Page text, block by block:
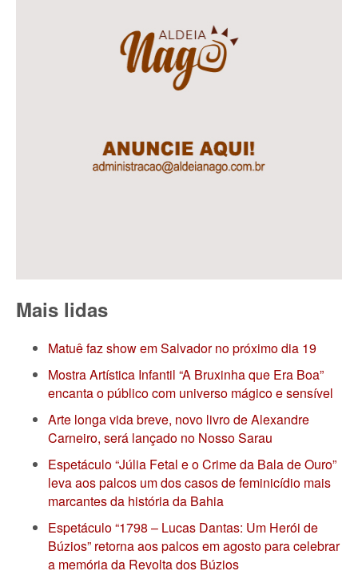
Mais lidas
Matuê faz show em Salvador no próximo dia 19
Mostra Artística Infantil “A Bruxinha que Era Boa”
encanta o público com universo mágico e sensível
Arte longa vida breve, novo livro de Alexandre
Carneiro, será lançado no Nosso Sarau
Espetáculo “Júlia Fetal e o Crime da Bala de Ouro”
leva aos palcos um dos casos de feminicídio mais
marcantes da história da Bahia
Espetáculo “1798 – Lucas Dantas: Um Herói de
Búzios” retorna aos palcos em agosto para celebrar
a memória da Revolta dos Búzios